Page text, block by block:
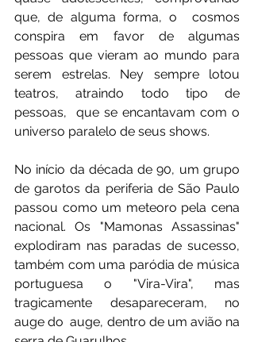
que, de alguma forma, o  cosmos
conspira em favor de algumas
pessoas que vieram ao mundo para
serem estrelas. Ney sempre lotou
teatros, atraindo todo tipo de
pessoas,  que se encantavam com o
universo paralelo de seus shows.
No início da década de 90, um grupo
de garotos da periferia de São Paulo
passou como um meteoro pela cena
nacional. Os "Mamonas Assassinas"
explodiram nas paradas de sucesso,
também com uma paródia de música
portuguesa o "Vira-Vira", mas
tragicamente desapareceram, no
auge do  auge, dentro de um avião na